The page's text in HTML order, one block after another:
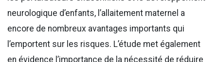
neurologique d’enfants, l’allaitement maternel a
encore de nombreux avantages importants qui
l’emportent sur les risques. L’étude met également
en évidence l’importance de la nécessité de réduire